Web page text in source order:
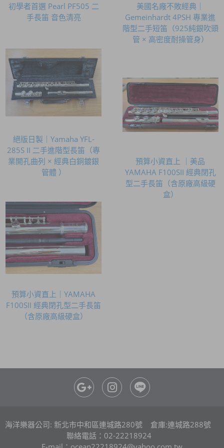
初學者首選 Pearl PF505 二
手長笛 音色清亮
美國名廠不敗經典｜
Gemeinhardt 4PSH 專業進
階型二手短笛（925純銀吹頭
管 × 高密度耐操管身）
絕版日製｜Yamaha YFL-
285S II 二手進階型長笛（專
業開孔曲列 × 經典白銅鍍銀
管體 ）
預算小資直上 ｜美品
YAMAHA F100SII 經典閉孔
型二手長笛（含原廠高級硬
盒）
預算小資直上｜YAMAHA
F100SII 經典閉孔型二手長笛
（含原廠高級硬盒）
海洋樂器公司: 新北市中和區連城路280號 倉庫:連城路288號
聯絡電話：02-22218924